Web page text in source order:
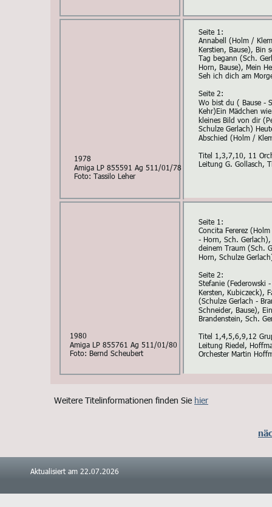
Aktualisiert am 22.07.2026
Seite 1:
Annabell (Holm /
Kerstien, Bause), Bin
Tag begann (Sch.
Horn, Bause), Mein
Seh ich dich am
Seite 2:
Wo bist du ( Bause -
Kehr)Ein Mädchen
kleines Bild von dir
Schulze Gerlach)
Abschied (Holm /
Titel 1,3,7,10, 11
Leitung G. Gollasch,
Seite 1:
Concita Fererez
- Horn, Sch.
deinem Traum (Sch.
Horn, Schulze
Seite 2:
Stefanie (Federowski
Kersten, Kubiczeck),
(Schulze Gerlach -
Schneider, Bause),
Brandenstein, Sch.
Titel 1,4,5,6,9,12
Leitung Riedel,
Orchester Martin
1978
Amiga LP 855591 Ag 511/01/78
Foto: Tassilo Leher
1980
Amiga LP 855761 Ag 511/01/80
Foto: Bernd Scheubert
Weitere Titelinformationen finden Sie hier